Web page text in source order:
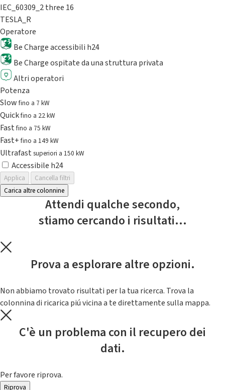
IEC_60309_2 three 16
TESLA_R
Operatore
Be Charge accessibili h24
Be Charge ospitate da una struttura privata
Altri operatori
Potenza
Slowfino a 7 kW
Quickfino a 22 kW
Fastfino a 75 kW
Fast+fino a 149 kW
Ultrafast superiori a 150 kW
Accessibile h24
Applica
Cancella filtri
Carica altre colonnine
Attendi qualche secondo,
stiamo cercando i risultati...
Prova a esplorare altre opzioni.
Non abbiamo trovato risultati per la tua ricerca. Trova la
colonnina di ricarica piú vicina a te direttamente sulla mappa.
C'è un problema con il recupero dei
dati.
Per favore riprova.
Riprova